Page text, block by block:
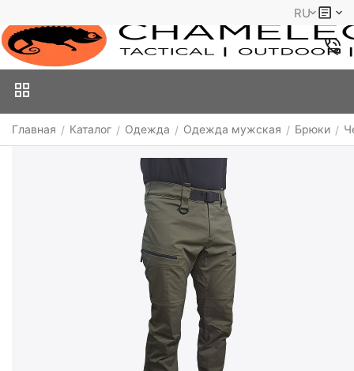
RU
Главная / Каталог / Одежда / Одежда мужская / Брюки /